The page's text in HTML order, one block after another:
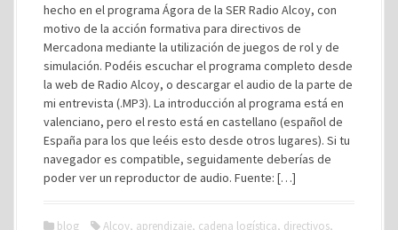
hecho en el programa Ágora de la SER Radio Alcoy, con
motivo de la acción formativa para directivos de
Mercadona mediante la utilización de juegos de rol y de
simulación. Podéis escuchar el programa completo desde
la web de Radio Alcoy, o descargar el audio de la parte de
mi entrevista (.MP3). La introducción al programa está en
valenciano, pero el resto está en castellano (español de
España para los que leéis esto desde otros lugares). Si tu
navegador es compatible, seguidamente deberías de
poder ver un reproductor de audio. Fuente: […]
blog Alcoy, aprendizaje, cadena logística, directivos,